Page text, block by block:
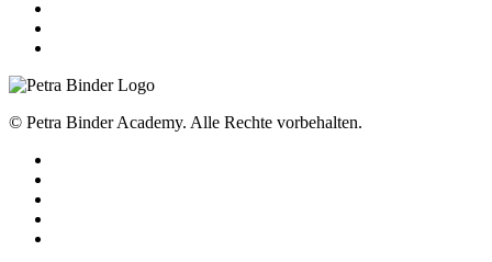
© Petra Binder Academy. Alle Rechte vorbehalten.